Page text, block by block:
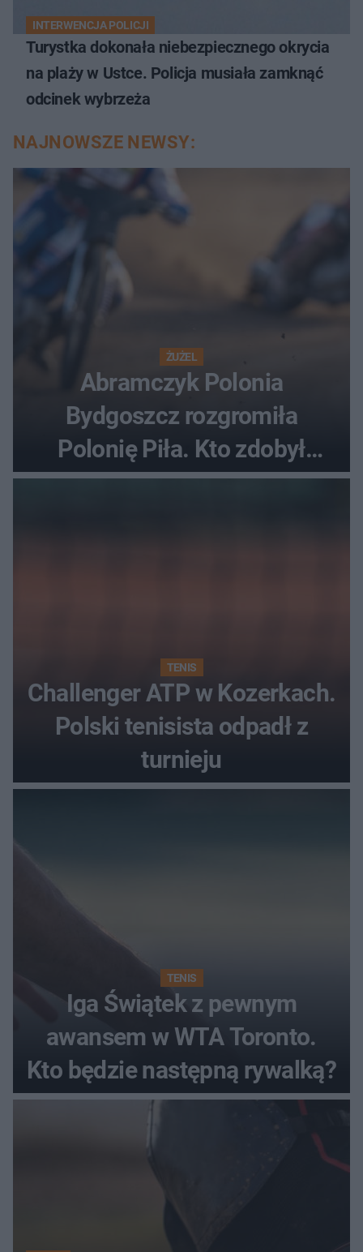
INTERWENCJA POLICJI
Turystka dokonała niebezpiecznego okrycia
na plaży w Ustce. Policja musiała zamknąć
odcinek wybrzeża
NAJNOWSZE NEWSY:
ŻUŻEL
Abramczyk Polonia
Bydgoszcz rozgromiła
Polonię Piła. Kto zdobył
najwięcej punktów?
TENIS
Challenger ATP w Kozerkach.
Polski tenisista odpadł z
turnieju
TENIS
Iga Świątek z pewnym
awansem w WTA Toronto.
Kto będzie następną rywalką?